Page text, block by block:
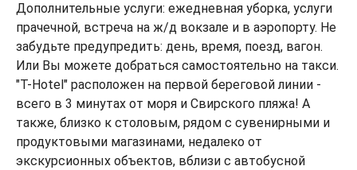
Дополнительные услуги: ежедневная уборка, услуги
прачечной, встреча на ж/д вокзале и в аэропорту. Не
забудьте предупредить: день, время, поезд, вагон.
Или Вы можете добраться самостоятельно на такси.
"T-Hotel" расположен на первой береговой линии -
всего в 3 минутах от моря и Свирского пляжа! А
также, близко к столовым, рядом с сувенирными и
продуктовыми магазинами, недалеко от
экскурсионных объектов, вблизи с автобусной